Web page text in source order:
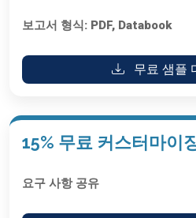
보고서 형식: PDF, Databook
무료 샘플
15% 무료 커스터마이
요구 사항 공유